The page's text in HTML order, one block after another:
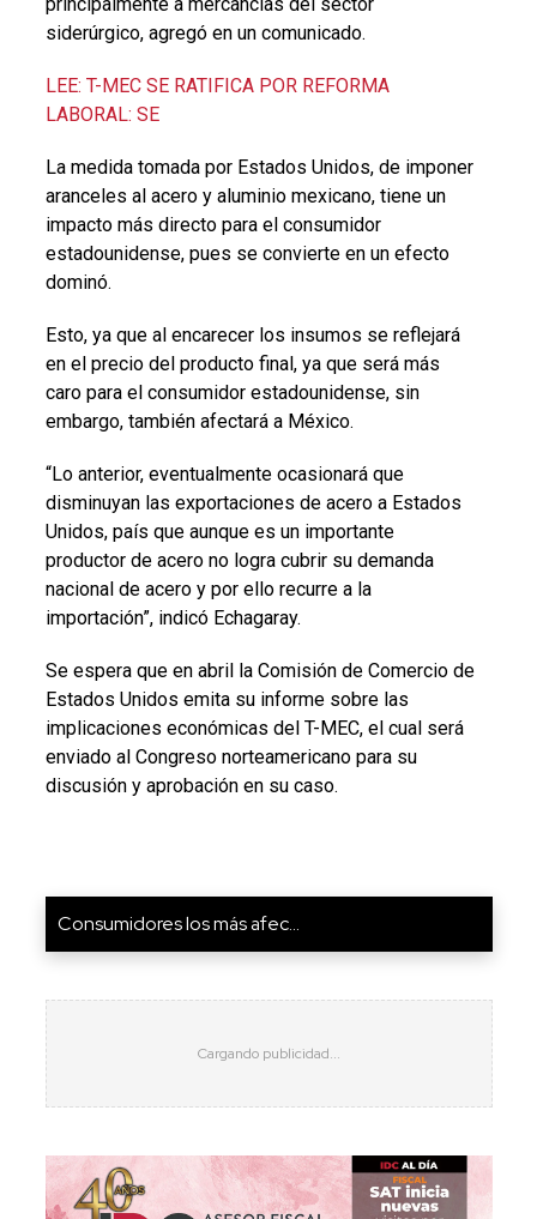
siderúrgico, agregó en un comunicado.
LEE: T-MEC SE RATIFICA POR REFORMA
LABORAL: SE
La medida tomada por Estados Unidos, de imponer
aranceles al acero y aluminio mexicano, tiene un
impacto más directo para el consumidor
estadounidense, pues se convierte en un efecto
dominó.
Esto, ya que al encarecer los insumos se reflejará
en el precio del producto final, ya que será más
caro para el consumidor estadounidense, sin
embargo, también afectará a México.
“Lo anterior, eventualmente ocasionará que
disminuyan las exportaciones de acero a Estados
Unidos, país que aunque es un importante
productor de acero no logra cubrir su demanda
nacional de acero y por ello recurre a la
importación”, indicó Echagaray.
Se espera que en abril la Comisión de Comercio de
Estados Unidos emita su informe sobre las
implicaciones económicas del T-MEC, el cual será
enviado al Congreso norteamericano para su
discusión y aprobación en su caso.
Consumidores los más afec...